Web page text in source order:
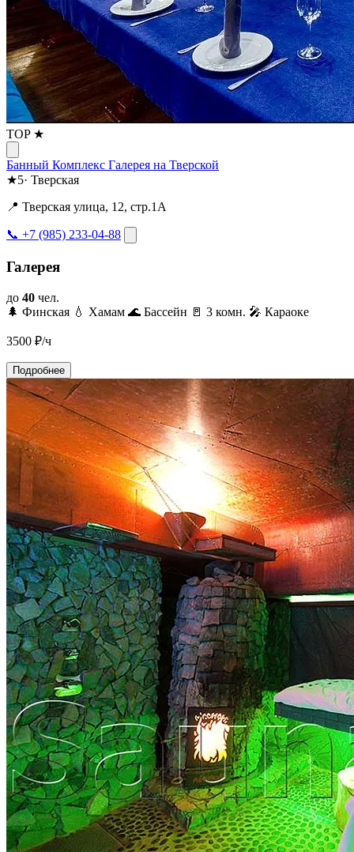
TOP ★
Банный Комплекс Галерея на Тверской
★5· Тверская
📍 Тверская улица, 12, стр.1А
📞 +7 (985) 233-04-88
Галерея
до 40 чел.
🌲 Финская 💧 Хамам 🌊 Бассейн 🚪 3 комн. 🎤 Караоке
3500 ₽/ч
Подробнее